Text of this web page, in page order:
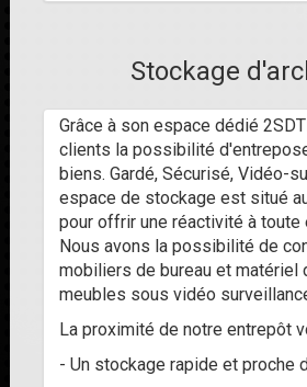
Stockage
Grâce à son espace dédié
clients la possibilité
biens. Gardé, Sécurisé, Vidéo-
espace de stockage est situé
pour offrir une réactivité à toute
Nous avons la possibilité de
mobiliers de bureau et matériel
meubles sous vidéo
La proximité de notre entrepôt
- Un stockage rapide et proche